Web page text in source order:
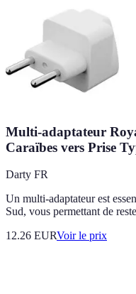
Multi-adaptateur
Caraïbes vers Prise
Darty FR
Un multi-adaptateur est
Sud, vous permettant de
12.26 EURVoir le prix